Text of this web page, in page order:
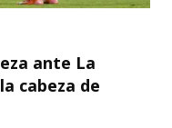
ante La
cabeza de